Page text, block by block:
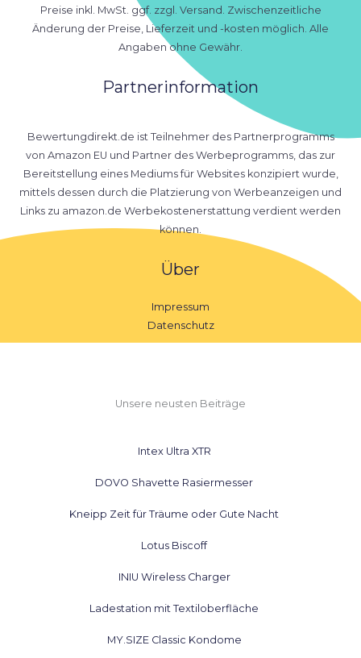
Preise inkl. MwSt. ggf. zzgl. Versand. Zwischenzeitliche
Änderung der Preise, Lieferzeit und -kosten möglich. Alle
Angaben ohne Gewähr.
Partnerinformation
Bewertungdirekt.de ist Teilnehmer des Partnerprogramms
von Amazon EU und Partner des Werbeprogramms, das zur
Bereitstellung eines Mediums für Websites konzipiert wurde,
mittels dessen durch die Platzierung von Werbeanzeigen und
Links zu amazon.de Werbekostenerstattung verdient werden
können.
Über
Impressum
Datenschutz
Unsere neusten Beiträge
Intex Ultra XTR
DOVO Shavette Rasiermesser
Kneipp Zeit für Träume oder Gute Nacht
Lotus Biscoff
INIU Wireless Charger
Ladestation mit Textiloberfläche
MY.SIZE Classic Kondome